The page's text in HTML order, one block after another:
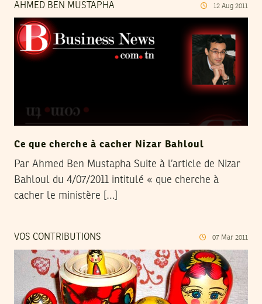
AHMED BEN MUSTAPHA 12 Aug 2011
Ce que cherche à cacher Nizar Bahloul
Par Ahmed Ben Mustapha Suite à l’article de Nizar
Bahloul du 4/07/2011 intitulé « que cherche à
cacher le ministère […]
VOS CONTRIBUTIONS 07 Mar 2011